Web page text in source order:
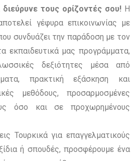
τους ορίζοντές σου! Η
γέφυρα επικοινωνίας με
συνδυάζει την παράδοση με τον
εκπαιδευτικά μας προγράμματα,
δεξιότητες μέσα από
πρακτική εξάσκηση και
μεθόδους, προσαρμοσμένες
όσο και σε προχωρημένους
Τουρκικά για επαγγελματικούς
ή σπουδές, προσφέρουμε ένα